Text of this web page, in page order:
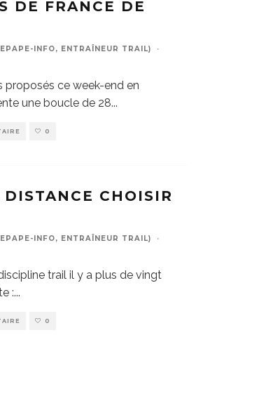
DE FRANCE DE
INFO, ENTRAÎNEUR TRAIL)
·
proposés ce week-end en
une boucle de 28...
0
CHOISIR
INFO, ENTRAÎNEUR TRAIL)
·
trail il y a plus de vingt
:...
0